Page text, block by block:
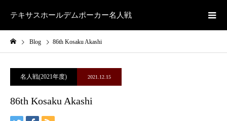
テキサスホールデムポーカー名人戦
Blog 86th Kosaku Akashi
名人戦(2021年度) 2021.12.15
86th Kosaku Akashi